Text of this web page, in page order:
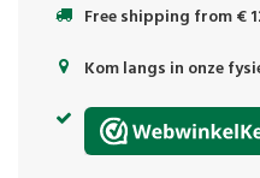
Free shipping from €
Kom langs in onze